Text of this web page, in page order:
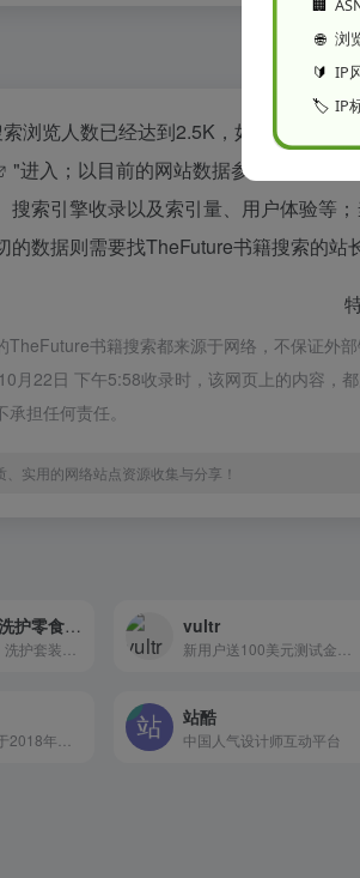
浏览人数已经达到2.5K，如你需要查询
"进入；以目前的网站数据参考，建议大
搜索引擎收录以及索引量、用户体验等
的数据则需要找TheFuture书籍搜索的站
TheFuture书籍搜索都来源于网络，不保证外
月22日 下午5:58收录时，该网页上的内容，
担任何责任。
实用的网络站点资源收集与分享！
?京淘之家?|洗护零食?? vultr
站酷
中国人气设计师互动平台